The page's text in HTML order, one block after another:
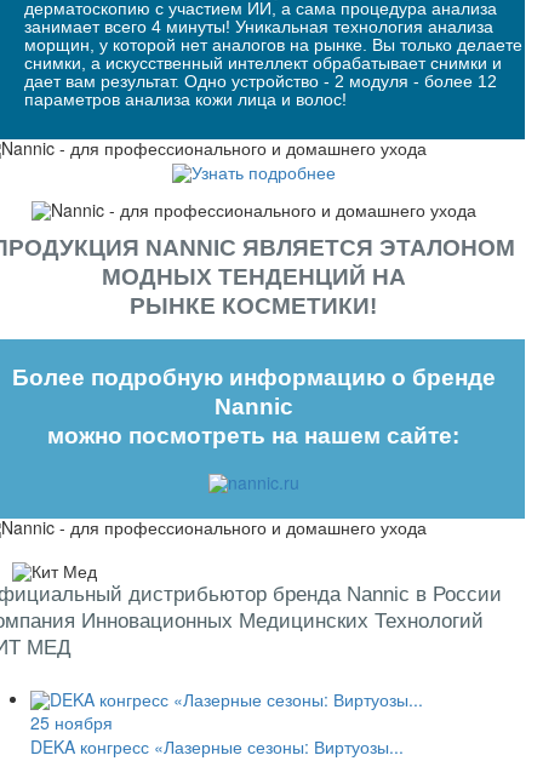
дерматоскопию с участием ИИ, а сама процедура анализа
занимает всего 4 минуты! Уникальная технология анализа
морщин, у которой нет аналогов на рынке. Вы только делаете
снимки, а искусственный интеллект обрабатывает снимки и
дает вам результат. Одно устройство - 2 модуля - более 12
параметров анализа кожи лица и волос!
NANNIC ЯВЛЯЕТСЯ ЭТАЛОНОМ
МОДНЫХ ТЕНДЕНЦИЙ НА
РЫНКЕ КОСМЕТИКИ!
Более подробную информацию о бренде
Nannic
можно посмотреть на нашем сайте:
дистрибьютор бренда Nannic в России
Инновационных Медицинских Технологий
МЕД
25 ноября
DEKA конгресс «Лазерные сезоны: Виртуозы...